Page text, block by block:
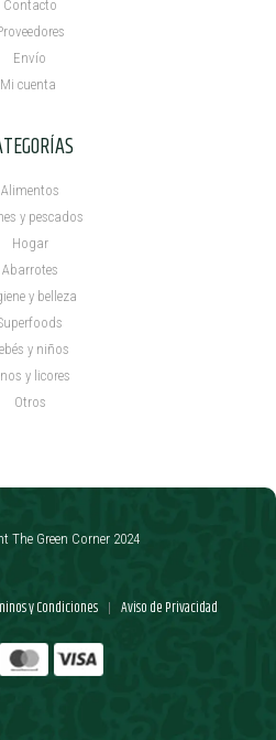
Contacto
Envío
Mi cuenta ​
Alimentos
y pescados
Hogar
Abarrotes
y belleza
y niños
y licores
Otros
y Condiciones | Aviso de Privacidad
Green Corner 2024